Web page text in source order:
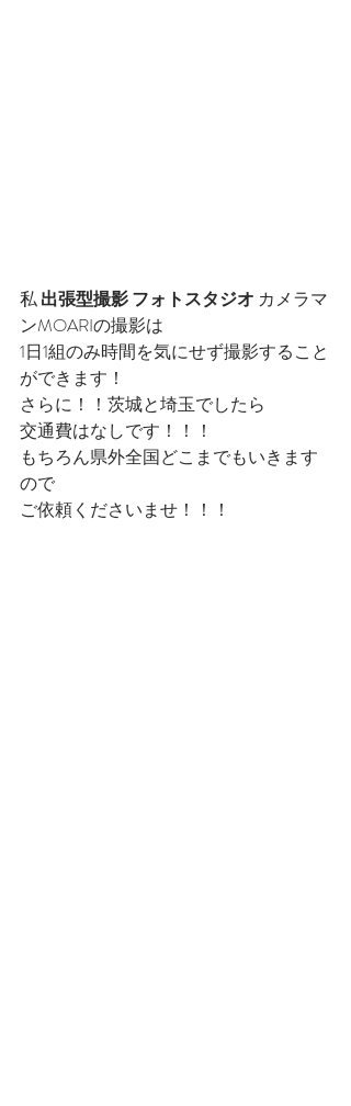
私 出張型撮影 フォトスタジオ カメラマ
ンMOARIの撮影は
1日1組のみ時間を気にせず撮影すること
ができます！
さらに！！茨城と埼玉でしたら
交通費はなしです！！！
もちろん県外全国どこまでもいきます
ので
ご依頼くださいませ！！！